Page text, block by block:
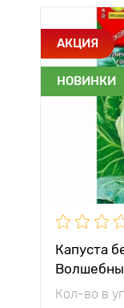
АКЦИЯ
НОВИНКИ
Капуста
Кол-во в
Растояние
растениями
Период
Вес плода